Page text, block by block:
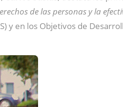
de las personas y la
y en los Objetivos de